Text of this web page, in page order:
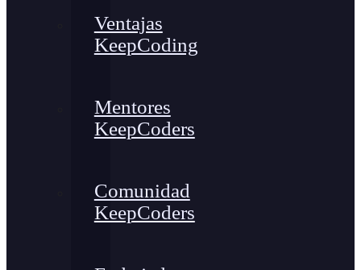
Ventajas
KeepCoding
Mentores
KeepCoders
Comunidad
KeepCoders